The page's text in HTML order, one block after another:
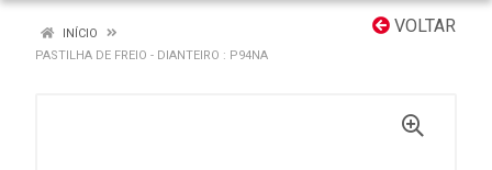
VOLTAR
INÍCIO
PASTILHA DE FREIO - DIANTEIRO : P94NA